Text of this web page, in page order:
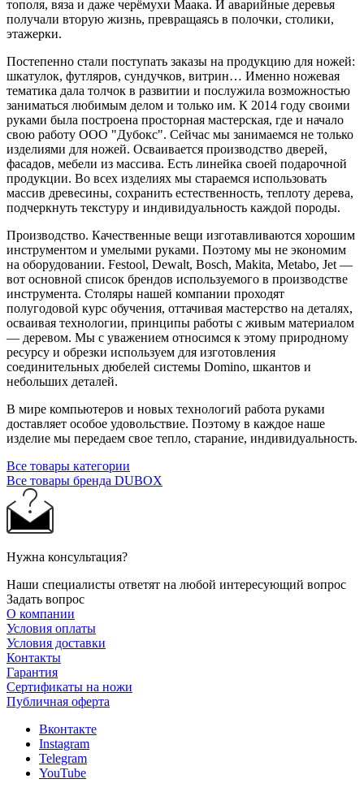
тополя, вяза и даже черёмухи Маака. И аварийные деревья
получали вторую жизнь, превращаясь в полочки, столики,
этажерки.
Постепенно стали поступать заказы на продукцию для ножей:
шкатулок, футляров, сундучков, витрин… Именно ножевая
тематика дала толчок в развитии и послужила возможностью
заниматься любимым делом и только им. К 2014 году своими
руками была построена просторная мастерская, где и начало
свою работу ООО "Дубокс". Сейчас мы занимаемся не только
изделиями для ножей. Осваивается производство дверей,
фасадов, мебели из массива. Есть линейка своей подарочной
продукции. Во всех изделиях мы стараемся использовать
массив древесины, сохранить естественность, теплоту дерева,
подчеркнуть текстуру и индивидуальность каждой породы.
Производство. Качественные вещи изготавливаются хорошим
инструментом и умелыми руками. Поэтому мы не экономим
на оборудовании. Festool, Dewalt, Bosch, Makita, Metabo, Jet —
вот основной список брендов используемого в производстве
инструмента. Столяры нашей компании проходят
полугодовой курс обучения, оттачивая мастерство на деталях,
осваивая технологии, принципы работы с живым материалом
— деревом. Мы с уважением относимся к этому природному
ресурсу и обрезки используем для изготовления
соединительных дюбелей системы Domino, шкантов и
небольших деталей.
В мире компьютеров и новых технологий работа руками
доставляет особое удовольствие. Поэтому в каждое наше
изделие мы передаем свое тепло, старание, индивидуальность.
Все товары категории
Все товары бренда DUBOX
Нужна консультация?
Наши специалисты ответят на любой интересующий вопрос
Задать вопрос
О компании
Условия оплаты
Условия доставки
Контакты
Гарантия
Сертификаты на ножи
Публичная оферта
Вконтакте
Instagram
Telegram
YouTube